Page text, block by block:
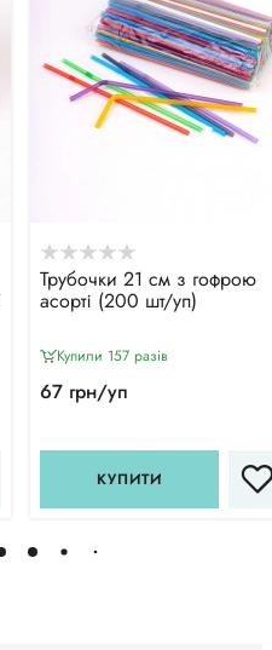
Трубочки 21 см з гофрою
асорті (200 шт/уп)
Купили 157 разiв
67 грн/уп
КУПИТИ